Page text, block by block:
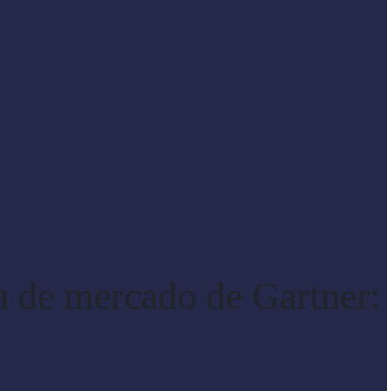
mercado de Gartner: